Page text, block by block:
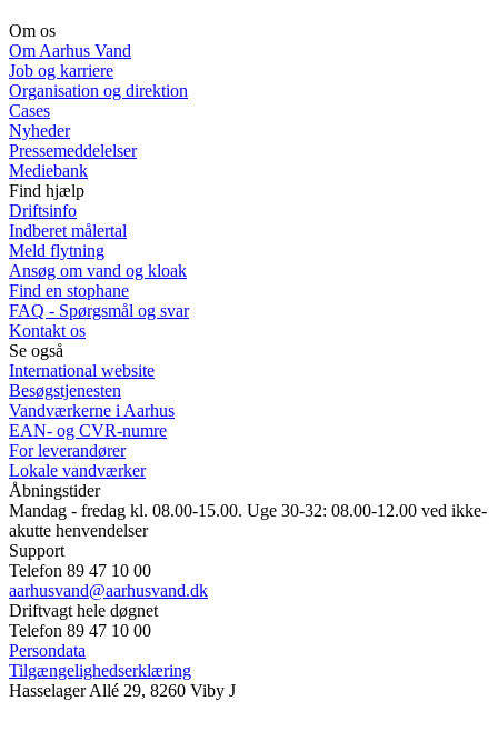
Om os
Om Aarhus Vand
Job og karriere
Organisation og direktion
Cases
Nyheder
Pressemeddelelser
Mediebank
Find hjælp
Driftsinfo
Indberet målertal
Meld flytning
Ansøg om vand og kloak
Find en stophane
FAQ - Spørgsmål og svar
Kontakt os
Se også
International website
Besøgstjenesten
Vandværkerne i Aarhus
EAN- og CVR-numre
For leverandører
Lokale vandværker
Åbningstider
Mandag - fredag kl. 08.00-15.00. Uge 30-32: 08.00-12.00 ved ikke-
akutte henvendelser
Support
Telefon 89 47 10 00
aarhusvand@aarhusvand.dk
Driftvagt hele døgnet
Telefon 89 47 10 00
Persondata
Tilgængelighedserklæring
Hasselager Allé 29, 8260 Viby J